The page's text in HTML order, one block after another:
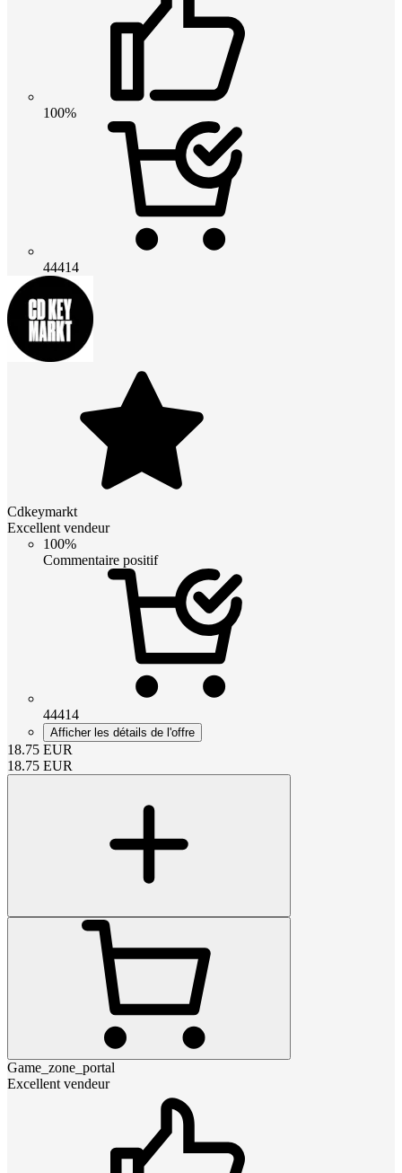
100%
44414
Cdkeymarkt
Excellent vendeur
100%
Commentaire positif
44414
Afficher les détails de l'offre
18.75 EUR
18.75 EUR
Game_zone_portal
Excellent vendeur